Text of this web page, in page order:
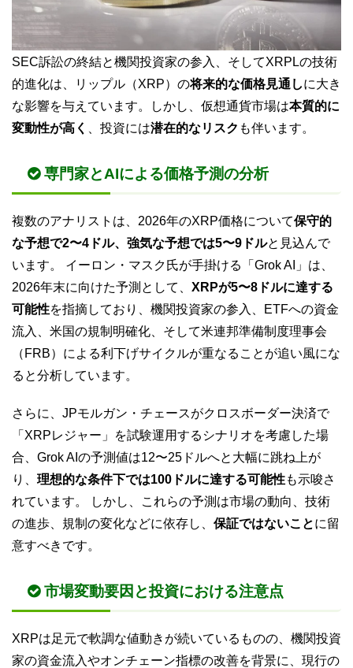
SEC訴訟の終結と機関投資家の参入、そしてXRPLの技術
的進化は、リップル（XRP）の将来的な価格見通しに大き
な影響を与えています。しかし、仮想通貨市場は本質的に
変動性が高く
、投資には潜在的なリスク も伴います。
専門家とAIによる価格予測の分析
複数のアナリストは、2026年のXRP価格について保守的
な予想で2〜4ドル、強気な予想では5〜9ドルと見込んで
います。 イーロン・マスク氏が手掛ける「Grok AI」は、
2026年末に向けた予測として、 XRPが5〜8ドルに達する
可能性を指摘しており、機関投資家の参入、ETFへの資金
流入、米国の規制明確化、そして米連邦準備制度理事会
（FRB）による利下げサイクルが重なることが追い風にな
ると分析しています。
さらに、JPモルガン・チェースがクロスボーダー決済で
「XRPレジャー」を試験運用するシナリオを考慮した場
合、Grok AIの予測値は12〜25ドルへと大幅に跳ね上が
り、 理想的な条件下では100ドルに達する可能性も示唆さ
れています。 しかし、これらの予測は市場の動向、技術
の進歩、規制の変化などに依存し、 保証ではないことに留
意すべきです。
市場変動要因と投資における注意点
XRPは足元で軟調な値動きが続いているものの、機関投資
家の資金流入やオンチェーン指標の改善を背景に、現行の